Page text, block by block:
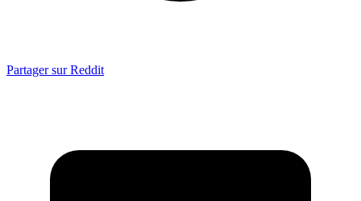
Partager sur Reddit